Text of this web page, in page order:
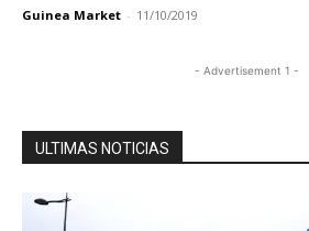
Guinea Market - 11/10/2019
- Advertisement 1 -
ULTIMAS NOTICIAS